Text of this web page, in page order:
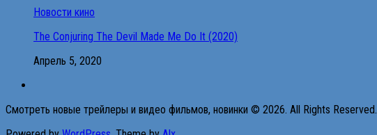
Новости кино
The Conjuring The Devil Made Me Do It (2020)
Апрель 5, 2020
Смотреть новые трейлеры и видео фильмов, новинки © 2026. All Rights Reserved.